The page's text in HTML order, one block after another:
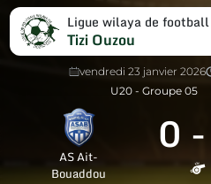
Ligue wilaya de football
Tizi Ouzou
vendredi 23 janvier 2026
U20 - Groupe 05
AS Ait-
Bouaddou
0 -